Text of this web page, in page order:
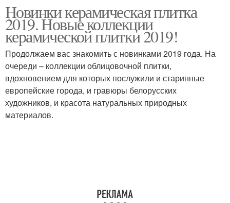
Новинки керамическая плитка
2019. Новые коллекции
керамической плитки 2019!
Продолжаем вас знакомить с новинками 2019 года. На
очереди – коллекции облицовочной плитки,
вдохновением для которых послужили и старинные
европейские города, и гравюры белорусских
художников, и красота натуральных природных
материалов.